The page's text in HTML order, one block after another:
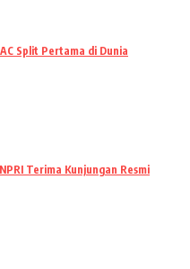
Split Pertama di Dunia
Terima Kunjungan Resmi